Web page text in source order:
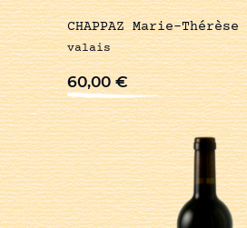
CHAPPAZ Marie-Thérèse
valais
60,00€